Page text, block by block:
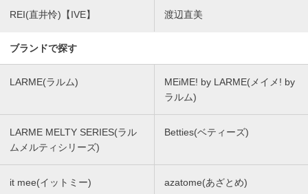
REI(直井怜)【IVE】 渡辺直美
ブランドで探す
LARME(ラルム)
MEiME! by LARME(メイメ! by
ラルム)
LARME MELTY SERIES(ラル
ムメルティシリーズ)
Betties(ベティーズ)
it mee(イットミー) azatome(あざとめ)